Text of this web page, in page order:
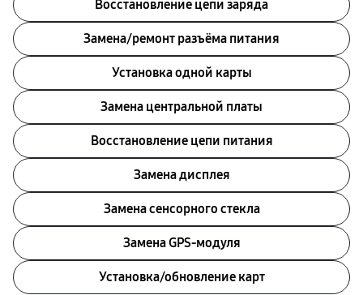
Восстановление цепи заряда
Замена/ремонт разъёма питания
Установка одной карты
Замена центральной платы
Восстановление цепи питания
Замена дисплея
Замена сенсорного стекла
Замена GPS-модуля
Установка/обновление карт